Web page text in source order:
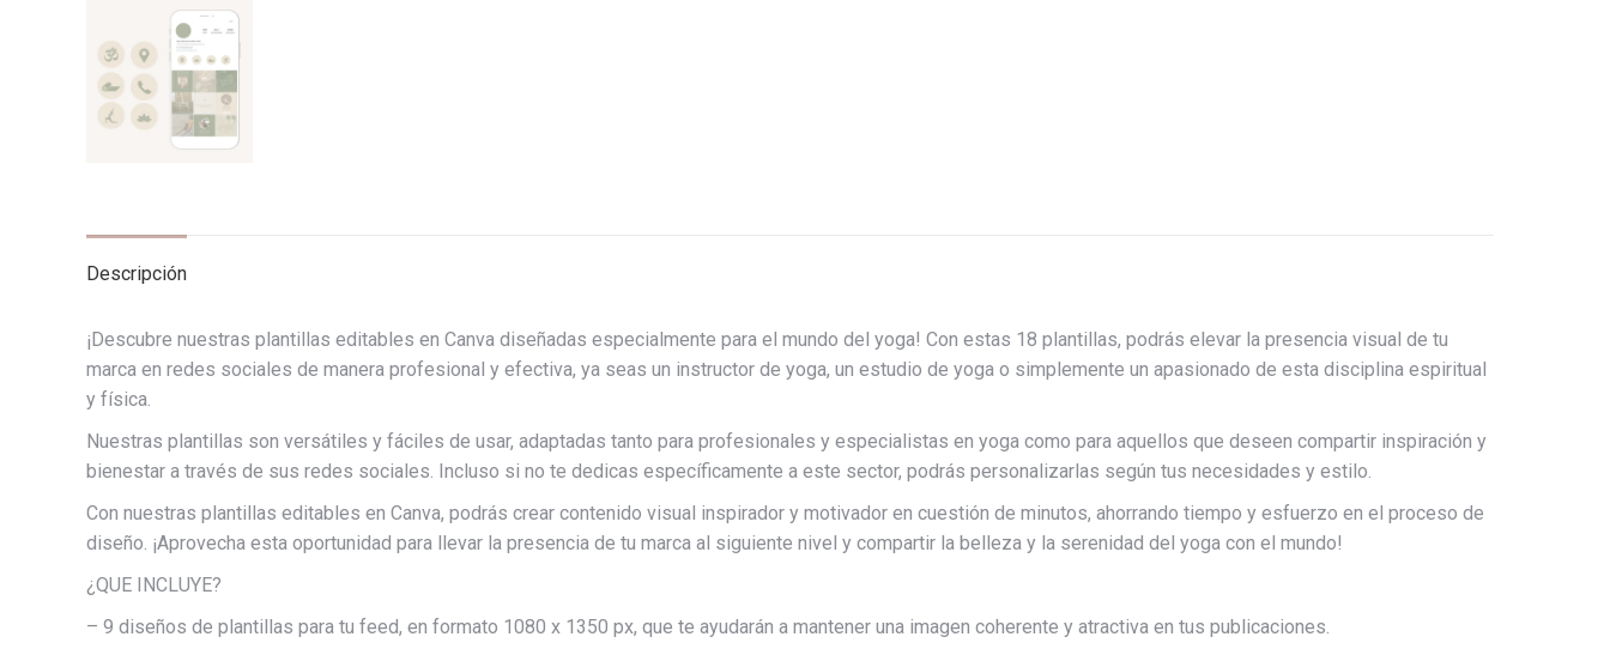
Descripción
¡Descubre nuestras plantillas editables en Canva diseñadas especialmente para el mundo del yoga! Con estas 18 plantillas, podrás elevar la presencia visual de tu
marca en redes sociales de manera profesional y efectiva, ya seas un instructor de yoga, un estudio de yoga o simplemente un apasionado de esta disciplina espiritual
y física.
Nuestras plantillas son versátiles y fáciles de usar, adaptadas tanto para profesionales y especialistas en yoga como para aquellos que deseen compartir inspiración y
bienestar a través de sus redes sociales. Incluso si no te dedicas específicamente a este sector, podrás personalizarlas según tus necesidades y estilo.
Con nuestras plantillas editables en Canva, podrás crear contenido visual inspirador y motivador en cuestión de minutos, ahorrando tiempo y esfuerzo en el proceso de
diseño. ¡Aprovecha esta oportunidad para llevar la presencia de tu marca al siguiente nivel y compartir la belleza y la serenidad del yoga con el mundo!
¿QUE INCLUYE?
– 9 diseños de plantillas para tu feed, en formato 1080 x 1350 px, que te ayudarán a mantener una imagen coherente y atractiva en tus publicaciones.